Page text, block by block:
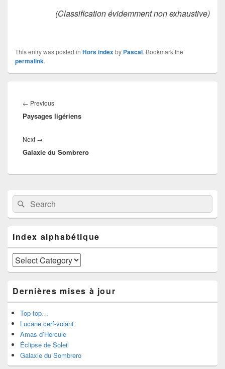
(Classification évidemment non exhaustive)
This entry was posted in Hors indexby Pascal. Bookmark the
permalink.
navigation
← PreviousPrevious
post:
Paysages ligériens
Next →
post:
Galaxie du Sombrero
Primary
Sidebar
Widget
Area
Search
for:
Search
Index alphabétique
Index
alphabétique
Dernières mises à jour
Top-top…
Lucane cerf-volant
Amas d’Hercule
Éclipse de Soleil
Galaxie du Sombrero